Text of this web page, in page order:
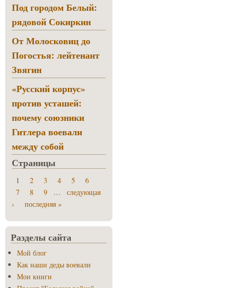
Под городом Белый:
рядовой Сокиркин
От Молосковиц до
Погостья: лейтенант
Звягин
«Русский корпус»
против усташей:
почему союзники
Гитлера воевали
между собой
Страницы
1 2 3 4 5
6
7
8 9 …
следующая
›
последняя »
Разделы сайта
Мой блог
Как наши деды воевали
Мои книги